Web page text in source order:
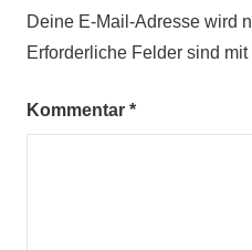
Deine E-Mail-Adresse wird
Erforderliche Felder sind mit
Kommentar *